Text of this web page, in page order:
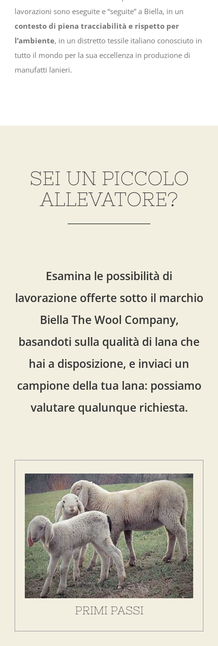
lavorazioni sono eseguite e “seguite” a Biella, in un
contesto di piena tracciabilità e rispetto per
l’ambiente, in un distretto tessile italiano conosciuto in
tutto il mondo per la sua eccellenza in produzione di
manufatti lanieri.
SEI UN PICCOLO
ALLEVATORE?
Esamina le possibilità di
lavorazione offerte sotto il marchio
Biella The Wool Company,
basandoti sulla qualità di lana che
hai a disposizione, e inviaci un
campione della tua lana: possiamo
valutare qualunque richiesta.
PRIMI PASSI
Scopri come collaborare con noi e inviarci un
campione della tua lana per permetterci di
esaminare la tua richiesta.
SCOPRI DI PIÙ